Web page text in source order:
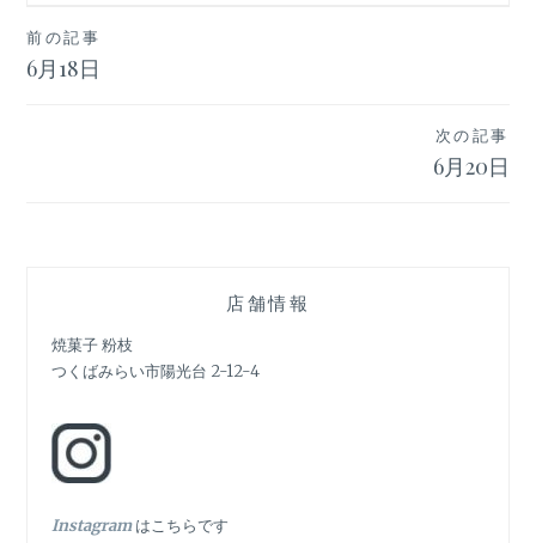
投
稿
ョ
ン
前の記事
6月18日
次の記事
6月20日
店舗情報
焼菓子 粉枝
つくばみらい市陽光台 2-12-4
Instagramはこちらです